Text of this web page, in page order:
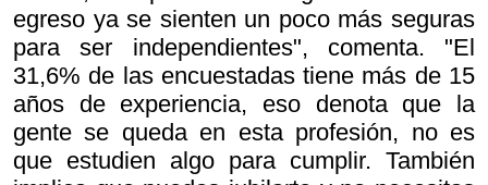
egreso ya se sienten un poco más seguras
para ser independientes", comenta. "El
31,6% de las encuestadas tiene más de 15
años de experiencia, eso denota que la
gente se queda en esta profesión, no es
que estudien algo para cumplir. También